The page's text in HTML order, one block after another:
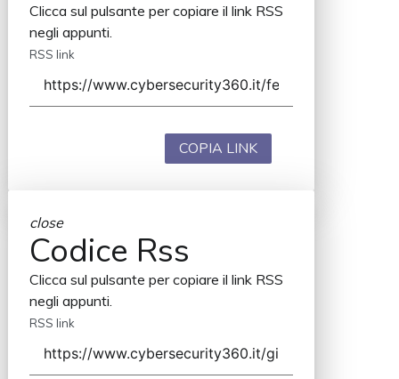
Clicca sul pulsante per copiare il link RSS
negli appunti.
RSS link
COPIA LINK
close
Codice Rss
Clicca sul pulsante per copiare il link RSS
negli appunti.
RSS link